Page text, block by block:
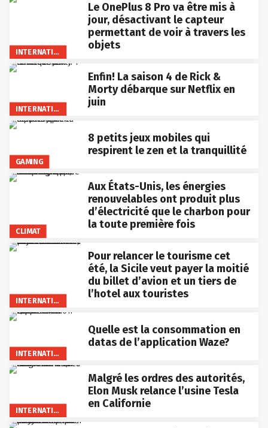
INTERNATIONAL
Le OnePlus 8 Pro va être mis à
jour, désactivant le capteur
permettant de voir à travers les
objets
INTERNATIONAL
Enfin! La saison 4 de Rick &
Morty débarque sur Netflix en
juin
GAMING
8 petits jeux mobiles qui
respirent le zen et la tranquillité
CLIMAT
Aux États-Unis, les énergies
renouvelables ont produit plus
d’électricité que le charbon pour
la toute première fois
INTERNATIONAL
Pour relancer le tourisme cet
été, la Sicile veut payer la moitié
du billet d’avion et un tiers de
l’hotel aux touristes
INTERNATIONAL
Quelle est la consommation en
datas de l’application Waze?
INTERNATIONAL
Malgré les ordres des autorités,
Elon Musk relance l’usine Tesla
en Californie